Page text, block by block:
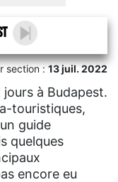
section : 13 juil. 2022
à Budapest.
touristiques,
guide
quelques
encore eu